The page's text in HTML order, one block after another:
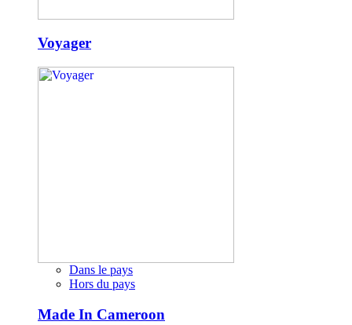
Voyager
Dans le pays
Hors du pays
Made In Cameroon